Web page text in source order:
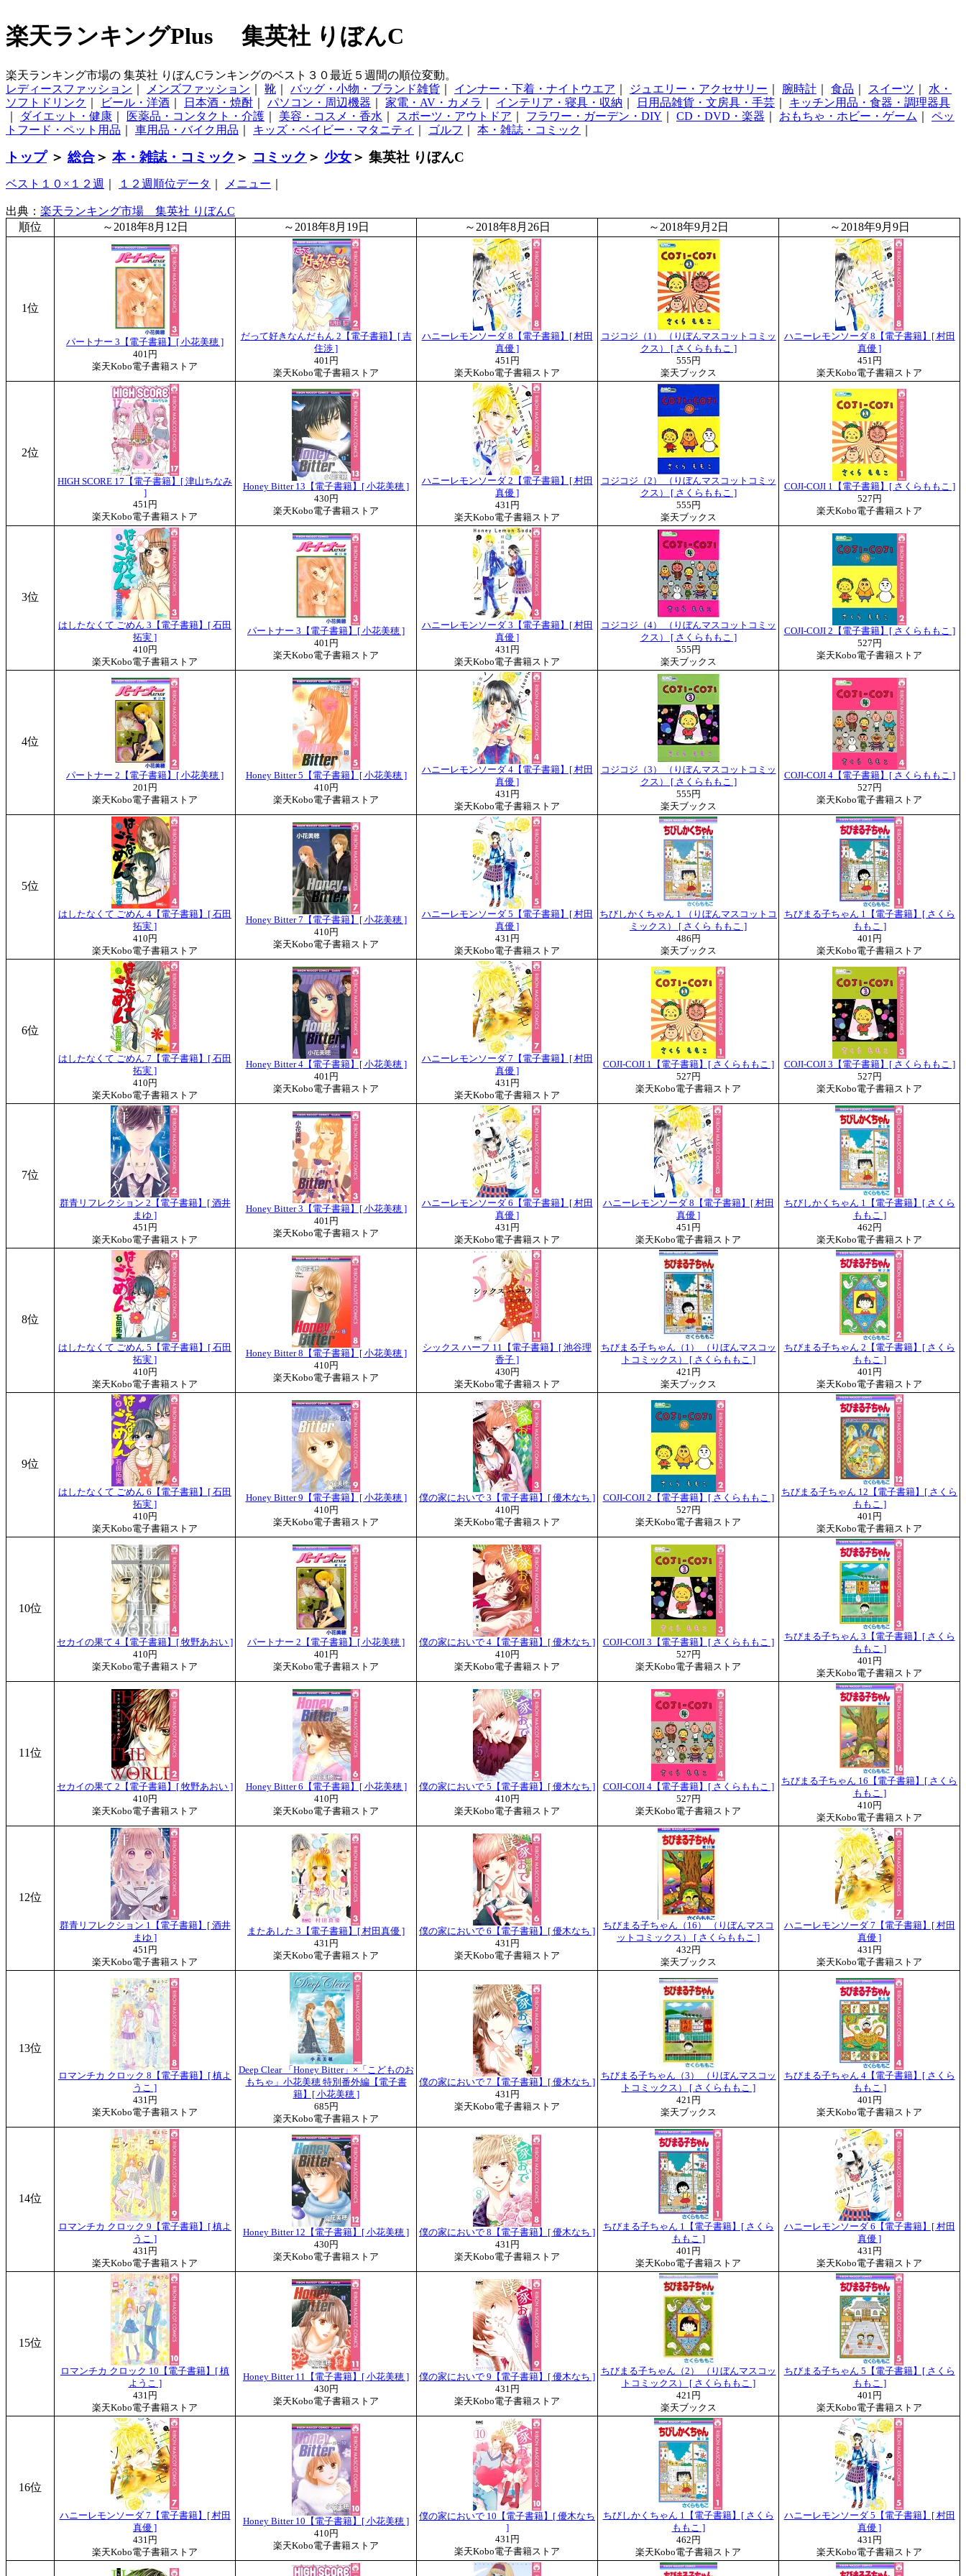
楽天ランキングPlus 集英社 りぼんC
楽天ランキング市場の 集英社 りぼんCランキングのベスト３０最近５週間の順位変動。
レディースファッション
メンズファッション 靴 バッグ・小物・ブランド雑貨 インナー・下着・ナイトウエア ジュエリー・アクセサリー 腕時計 食品 スイーツ
水・
ソフトドリンク
ビール・洋酒 日本酒・焼酎 パソコン・周辺機器 家電・AV・カメラ インテリア・寝具・収納 日用品雑貨・文房具・手芸
キッチン用品・食器・調理器具
ダイエット・健康 医薬品・コンタクト・介護 美容・コスメ・香水 スポーツ・アウトドア フラワー・ガーデン・DIY CD・DVD・楽器 おもちゃ・ホビー・ゲーム
ペッ
トフード・ペット用品
車用品・バイク用品 キッズ・ベイビー・マタニティ ゴルフ 本・雑誌・コミック
トップ＞ 総合＞ 本・雑誌・コミック ＞ コミック ＞ 少女＞ 集英社 りぼんC
ベスト１０×１２週 １２週順位データ メニュー
出典： 楽天ランキング市場 集英社 りぼんC
順位
～2018年8月12日 ～2018年8月19日 ～2018年8月26日 ～2018年9月2日 ～2018年9月9日
1位
パートナー 3【電子書籍】[ 小花美穂 ]
401円
楽天Kobo電子書籍ストア
だって好きなんだもん 2【電子書籍】[ 吉
住渉 ]
401円
楽天Kobo電子書籍ストア
ハニーレモンソーダ 8【電子書籍】[ 村田
真優 ]
451円
楽天Kobo電子書籍ストア
コジコジ（1） （りぼんマスコットコミッ
クス） [ さくらももこ ]
555円
楽天ブックス
ハニーレモンソーダ 8【電子書籍】[ 村田
真優 ]
451円
楽天Kobo電子書籍ストア
2位
HIGH SCORE 17【電子書籍】[ 津山ちなみ
]
451円
楽天Kobo電子書籍ストア
Honey Bitter 13【電子書籍】[ 小花美穂 ]
430円
楽天Kobo電子書籍ストア
ハニーレモンソーダ 2【電子書籍】[ 村田
真優 ]
431円
楽天Kobo電子書籍ストア
コジコジ（2） （りぼんマスコットコミッ
クス） [ さくらももこ ]
555円
楽天ブックス
COJI-COJI 1【電子書籍】[ さくらももこ ]
527円
楽天Kobo電子書籍ストア
3位
はしたなくて ごめん 3【電子書籍】[ 石田
拓実 ]
410円
楽天Kobo電子書籍ストア
パートナー 3【電子書籍】[ 小花美穂 ]
401円
楽天Kobo電子書籍ストア
ハニーレモンソーダ 3【電子書籍】[ 村田
真優 ]
431円
楽天Kobo電子書籍ストア
コジコジ（4） （りぼんマスコットコミッ
クス） [ さくらももこ ]
555円
楽天ブックス
COJI-COJI 2【電子書籍】[ さくらももこ ]
527円
楽天Kobo電子書籍ストア
4位
パートナー 2【電子書籍】[ 小花美穂 ]
201円
楽天Kobo電子書籍ストア
Honey Bitter 5【電子書籍】[ 小花美穂 ]
410円
楽天Kobo電子書籍ストア
ハニーレモンソーダ 4【電子書籍】[ 村田
真優 ]
431円
楽天Kobo電子書籍ストア
コジコジ（3） （りぼんマスコットコミッ
クス） [ さくらももこ ]
555円
楽天ブックス
COJI-COJI 4【電子書籍】[ さくらももこ ]
527円
楽天Kobo電子書籍ストア
5位
はしたなくて ごめん 4【電子書籍】[ 石田
拓実 ]
410円
楽天Kobo電子書籍ストア
Honey Bitter 7【電子書籍】[ 小花美穂 ]
410円
楽天Kobo電子書籍ストア
ハニーレモンソーダ 5【電子書籍】[ 村田
真優 ]
431円
楽天Kobo電子書籍ストア
ちびしかくちゃん 1 （りぼんマスコットコ
ミックス） [ さくら ももこ ]
486円
楽天ブックス
ちびまる子ちゃん 1【電子書籍】[ さくら
ももこ ]
401円
楽天Kobo電子書籍ストア
6位
はしたなくて ごめん 7【電子書籍】[ 石田
拓実 ]
410円
楽天Kobo電子書籍ストア
Honey Bitter 4【電子書籍】[ 小花美穂 ]
401円
楽天Kobo電子書籍ストア
ハニーレモンソーダ 7【電子書籍】[ 村田
真優 ]
431円
楽天Kobo電子書籍ストア
COJI-COJI 1【電子書籍】[ さくらももこ ]
527円
楽天Kobo電子書籍ストア
COJI-COJI 3【電子書籍】[ さくらももこ ]
527円
楽天Kobo電子書籍ストア
7位
群青リフレクション 2【電子書籍】[ 酒井
まゆ ]
451円
楽天Kobo電子書籍ストア
Honey Bitter 3【電子書籍】[ 小花美穂 ]
401円
楽天Kobo電子書籍ストア
ハニーレモンソーダ 6【電子書籍】[ 村田
真優 ]
431円
楽天Kobo電子書籍ストア
ハニーレモンソーダ 8【電子書籍】[ 村田
真優 ]
451円
楽天Kobo電子書籍ストア
ちびしかくちゃん 1【電子書籍】[ さくら
ももこ ]
462円
楽天Kobo電子書籍ストア
8位
はしたなくて ごめん 5【電子書籍】[ 石田
拓実 ]
410円
楽天Kobo電子書籍ストア
Honey Bitter 8【電子書籍】[ 小花美穂 ]
410円
楽天Kobo電子書籍ストア
シックス ハーフ 11【電子書籍】[ 池谷理
香子 ]
430円
楽天Kobo電子書籍ストア
ちびまる子ちゃん（1） （りぼんマスコッ
トコミックス） [ さくらももこ ]
421円
楽天ブックス
ちびまる子ちゃん 2【電子書籍】[ さくら
ももこ ]
401円
楽天Kobo電子書籍ストア
9位
はしたなくて ごめん 6【電子書籍】[ 石田
拓実 ]
410円
楽天Kobo電子書籍ストア
Honey Bitter 9【電子書籍】[ 小花美穂 ]
410円
楽天Kobo電子書籍ストア
僕の家においで 3【電子書籍】[ 優木なち ]
410円
楽天Kobo電子書籍ストア
COJI-COJI 2【電子書籍】[ さくらももこ ]
527円
楽天Kobo電子書籍ストア
ちびまる子ちゃん 12【電子書籍】[ さくら
ももこ ]
401円
楽天Kobo電子書籍ストア
10位
セカイの果て 4【電子書籍】[ 牧野あおい ]
410円
楽天Kobo電子書籍ストア
パートナー 2【電子書籍】[ 小花美穂 ]
401円
楽天Kobo電子書籍ストア
僕の家においで 4【電子書籍】[ 優木なち ]
410円
楽天Kobo電子書籍ストア
COJI-COJI 3【電子書籍】[ さくらももこ ]
527円
楽天Kobo電子書籍ストア
ちびまる子ちゃん 3【電子書籍】[ さくら
ももこ ]
401円
楽天Kobo電子書籍ストア
11位
セカイの果て 2【電子書籍】[ 牧野あおい ]
410円
楽天Kobo電子書籍ストア
Honey Bitter 6【電子書籍】[ 小花美穂 ]
410円
楽天Kobo電子書籍ストア
僕の家においで 5【電子書籍】[ 優木なち ]
410円
楽天Kobo電子書籍ストア
COJI-COJI 4【電子書籍】[ さくらももこ ]
527円
楽天Kobo電子書籍ストア
ちびまる子ちゃん 16【電子書籍】[ さくら
ももこ ]
410円
楽天Kobo電子書籍ストア
12位
群青リフレクション 1【電子書籍】[ 酒井
まゆ ]
451円
楽天Kobo電子書籍ストア
またあした 3【電子書籍】[ 村田真優 ]
431円
楽天Kobo電子書籍ストア
僕の家においで 6【電子書籍】[ 優木なち ]
431円
楽天Kobo電子書籍ストア
ちびまる子ちゃん（16） （りぼんマスコ
ットコミックス） [ さくらももこ ]
432円
楽天ブックス
ハニーレモンソーダ 7【電子書籍】[ 村田
真優 ]
431円
楽天Kobo電子書籍ストア
13位
ロマンチカ クロック 8【電子書籍】[ 槙よ
うこ ]
431円
楽天Kobo電子書籍ストア
Deep Clear 「Honey Bitter」×「こどものお
もちゃ」小花美穂 特別番外編【電子書
籍】[ 小花美穂 ]
685円
楽天Kobo電子書籍ストア
僕の家においで 7【電子書籍】[ 優木なち ]
431円
楽天Kobo電子書籍ストア
ちびまる子ちゃん（3） （りぼんマスコッ
トコミックス） [ さくらももこ ]
421円
楽天ブックス
ちびまる子ちゃん 4【電子書籍】[ さくら
ももこ ]
401円
楽天Kobo電子書籍ストア
14位
ロマンチカ クロック 9【電子書籍】[ 槙よ
うこ ]
431円
楽天Kobo電子書籍ストア
Honey Bitter 12【電子書籍】[ 小花美穂 ]
430円
楽天Kobo電子書籍ストア
僕の家においで 8【電子書籍】[ 優木なち ]
431円
楽天Kobo電子書籍ストア
ちびまる子ちゃん 1【電子書籍】[ さくら
ももこ ]
401円
楽天Kobo電子書籍ストア
ハニーレモンソーダ 6【電子書籍】[ 村田
真優 ]
431円
楽天Kobo電子書籍ストア
15位
ロマンチカ クロック 10【電子書籍】[ 槙
ようこ ]
431円
楽天Kobo電子書籍ストア
Honey Bitter 11【電子書籍】[ 小花美穂 ]
430円
楽天Kobo電子書籍ストア
僕の家においで 9【電子書籍】[ 優木なち ]
431円
楽天Kobo電子書籍ストア
ちびまる子ちゃん（2） （りぼんマスコッ
トコミックス） [ さくらももこ ]
421円
楽天ブックス
ちびまる子ちゃん 5【電子書籍】[ さくら
ももこ ]
401円
楽天Kobo電子書籍ストア
16位
ハニーレモンソーダ 7【電子書籍】[ 村田
真優 ]
431円
楽天Kobo電子書籍ストア
Honey Bitter 10【電子書籍】[ 小花美穂 ]
410円
楽天Kobo電子書籍ストア
僕の家においで 10【電子書籍】[ 優木なち
]
431円
楽天Kobo電子書籍ストア
ちびしかくちゃん 1【電子書籍】[ さくら
ももこ ]
462円
楽天Kobo電子書籍ストア
ハニーレモンソーダ 5【電子書籍】[ 村田
真優 ]
431円
楽天Kobo電子書籍ストア